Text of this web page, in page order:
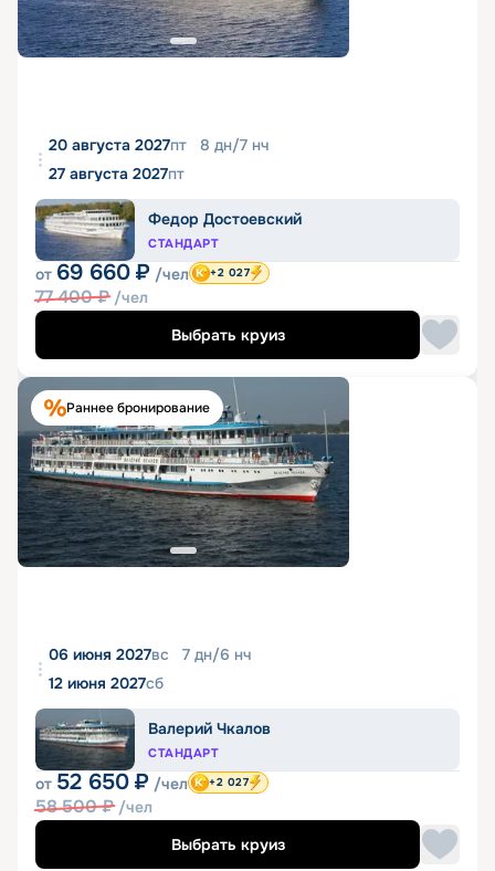
20 августа 2027пт 8 дн/7 нч
27 августа 2027пт
Федор Достоевский
СТАНДАРТ
от 69 660 ₽ /чел
77 400₽ /чел
+2 027
Выбрать круиз
Раннее бронирование
06 июня 2027вс 7 дн/6 нч
12 июня 2027сб
Валерий Чкалов
СТАНДАРТ
от 52 650 ₽ /чел
58 500₽ /чел
+2 027
Выбрать круиз